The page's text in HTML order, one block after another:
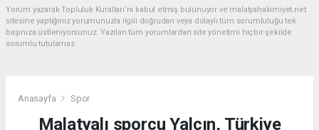
Yorum yazarak Topluluk Kuralları’nı kabul etmiş bulunuyor ve malatyahakimiyet.net
sitesine yaptığınız yorumunuzla ilgili doğrudan veya dolaylı tüm sorumluluğu tek
başınıza üstleniyorsunuz. Yazılan tüm yorumlardan site yönetimi hiçbir şekilde
sorumlu tutulamaz.
Anasayfa Spor
Malatyalı sporcu Yalçın, Türkiye